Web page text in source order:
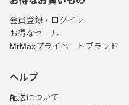
会員登録・ログイン
お得なセール
MrMaxプライベートブランド
ヘルプ
配送について